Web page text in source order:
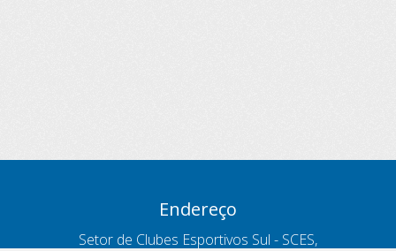
Endereço
Setor de Clubes Esportivos Sul - SCES,